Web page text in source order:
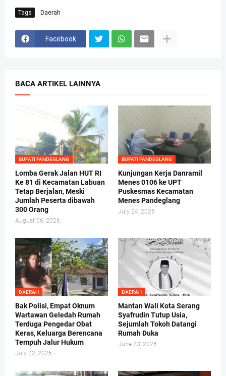
Tags Daerah
Facebook
BACA ARTIKEL LAINNYA
BUPATI PANDEGLANG
Lomba Gerak Jalan HUT RI
Ke 81 di Kecamatan Labuan
Tetap Berjalan, Meski
Jumlah Peserta dibawah
300 Orang
August 06, 2026
BUPATI PANDEGLANG
Kunjungan Kerja Danramil
Menes 0106 ke UPT
Puskesmas Kecamatan
Menes Pandeglang
July 24, 2026
DAERAH
Bak Polisi, Empat Oknum
Wartawan Geledah Rumah
Terduga Pengedar Obat
Keras, Keluarga Berencana
Tempuh Jalur Hukum
July 22, 2026
DAERAH
Mantan Wali Kota Serang
Syafrudin Tutup Usia,
Sejumlah Tokoh Datangi
Rumah Duka
June 23, 2026